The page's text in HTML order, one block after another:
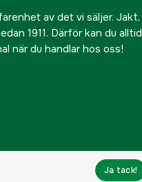
av det vi säljer. Jakt,
1911. Därför kan du alltid
när du handlar hos oss!
Ja tack!